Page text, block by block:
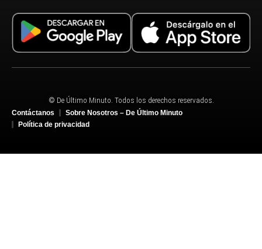
© De Último Minuto. Todos los derechos reservados.
Contáctanos
Sobre Nosotros – De Último Minuto
Política de privacidad